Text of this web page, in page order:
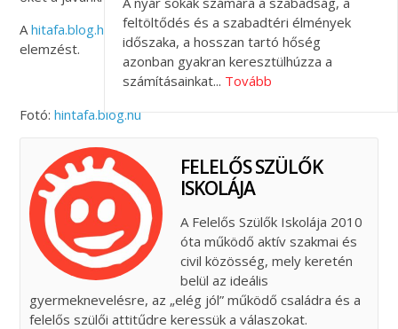
Ahitafa.blog.hu
oldalon olvashatod el a teljes olvasói
elemzést.
Fotó:hintafa.blog.hu
FELELŐS SZÜLŐK
ISKOLÁJA
A Felelős Szülők Iskolája 2010
óta működő aktív szakmai és
civil közösség, mely keretén
belül az ideális
gyermeknevelésre, az „elég jól” működő családra és a
felelős szülői attitűdre keressük a válaszokat.
feltöltődés és a szabadtéri élmények
időszaka, a hosszan tartó hőség
azonban gyakran keresztülhúzza a
számításainkat... Tovább